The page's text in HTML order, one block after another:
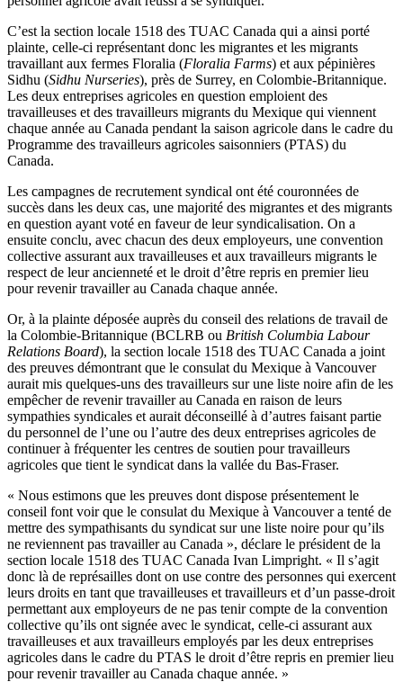
C’est la section locale 1518 des TUAC Canada qui a ainsi porté
plainte, celle-ci représentant donc les migrantes et les migrants
travaillant aux fermes Floralia (Floralia Farms) et aux pépinières
Sidhu (Sidhu Nurseries), près de Surrey, en Colombie-Britannique.
Les deux entreprises agricoles en question emploient des
travailleuses et des travailleurs migrants du Mexique qui viennent
chaque année au Canada pendant la saison agricole dans le cadre du
Programme des travailleurs agricoles saisonniers (PTAS) du
Canada.
Les campagnes de recrutement syndical ont été couronnées de
succès dans les deux cas, une majorité des migrantes et des migrants
en question ayant voté en faveur de leur syndicalisation. On a
ensuite conclu, avec chacun des deux employeurs, une convention
collective assurant aux travailleuses et aux travailleurs migrants le
respect de leur ancienneté et le droit d’être repris en premier lieu
pour revenir travailler au Canada chaque année.
Or, à la plainte déposée auprès du conseil des relations de travail de
la Colombie-Britannique (BCLRB ou British Columbia Labour
Relations Board), la section locale 1518 des TUAC Canada a joint
des preuves démontrant que le consulat du Mexique à Vancouver
aurait mis quelques-uns des travailleurs sur une liste noire afin de les
empêcher de revenir travailler au Canada en raison de leurs
sympathies syndicales et aurait déconseillé à d’autres faisant partie
du personnel de l’une ou l’autre des deux entreprises agricoles de
continuer à fréquenter les centres de soutien pour travailleurs
agricoles que tient le syndicat dans la vallée du Bas-Fraser.
« Nous estimons que les preuves dont dispose présentement le
conseil font voir que le consulat du Mexique à Vancouver a tenté de
mettre des sympathisants du syndicat sur une liste noire pour qu’ils
ne reviennent pas travailler au Canada », déclare le président de la
section locale 1518 des TUAC Canada Ivan Limpright. « Il s’agit
donc là de représailles dont on use contre des personnes qui exercent
leurs droits en tant que travailleuses et travailleurs et d’un passe-droit
permettant aux employeurs de ne pas tenir compte de la convention
collective qu’ils ont signée avec le syndicat, celle-ci assurant aux
travailleuses et aux travailleurs employés par les deux entreprises
agricoles dans le cadre du PTAS le droit d’être repris en premier lieu
pour revenir travailler au Canada chaque année. »